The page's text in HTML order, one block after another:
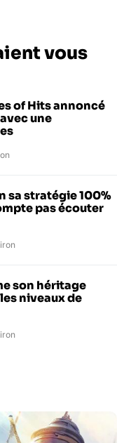
vous
of Hits annoncé
une
sa stratégie 100%
pas écouter
son héritage
niveaux de